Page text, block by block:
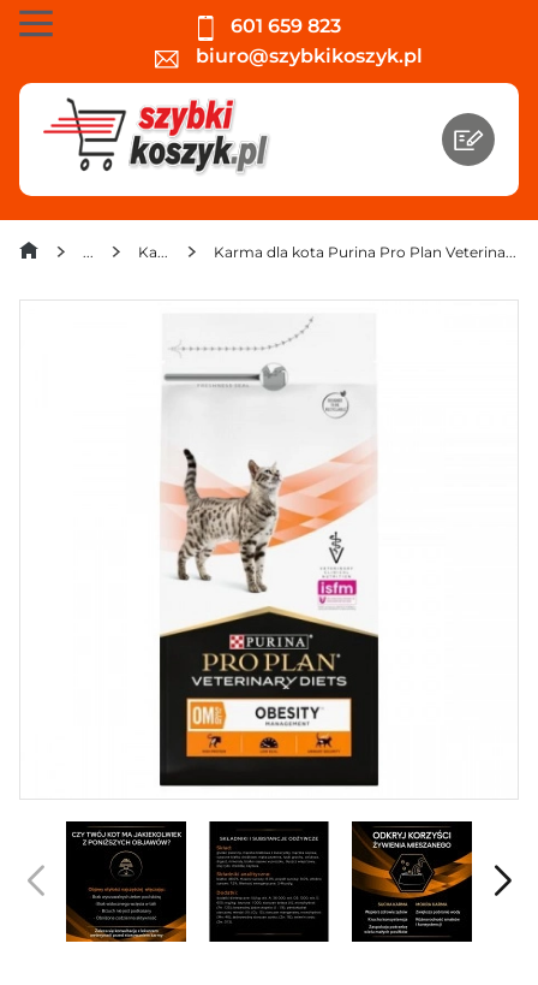
601 659 823
biuro@szybkikoszyk.pl
Karma dla kota Karma dla kota Purina Pro Plan Veterinary Diets Feline OM St/Ox Obesity Management 1,5 kg